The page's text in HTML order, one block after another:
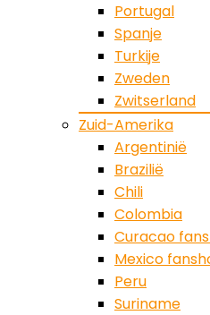
Portugal
Spanje
Turkije
Zweden
Zwitserland
Zuid-Amerika
Argentinië
Brazilië
Chili
Colombia
Curacao
Mexico
Peru
Suriname